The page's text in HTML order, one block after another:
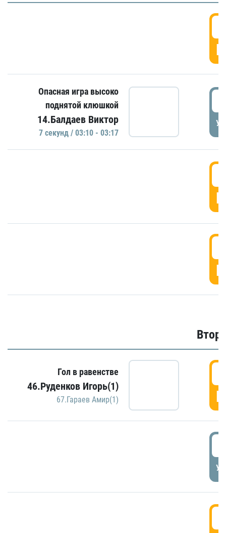
Опасная игра высоко
поднятой клюшкой
14.Балдаев Виктор
7 секунд / 03:10 - 03:17
Гол в равенстве
46.Руденков Игорь(1)
67.Гараев Амир(1)